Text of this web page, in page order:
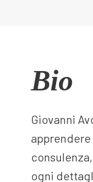
Bio
Giovanni
ogni